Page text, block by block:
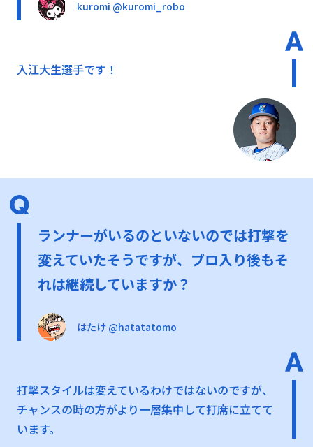
kuromi @kuromi_robo
入江大生選手です！
ランナーがいるのといないのでは打撃を
変えていたそうですが、プロ入り後もそ
れは継続していますか？
はたけ @hatatatomo
打撃スタイルは変えているわけではないのですが、
チャンスの時の方がより一層集中して打席に立てて
います。